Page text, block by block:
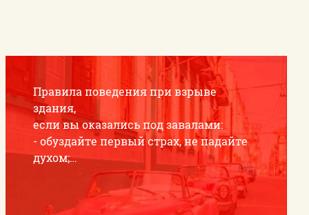
ночь - 2026". "Родное"
Дня города Гусева
Правила поведения при взрыве
здания,
если вы оказались под завалами:
- обуздайте первый страх, не падайте
духом;
- осмотритесь - нет ли поблизости
пустот, уточните - откуда поступает
воздух;